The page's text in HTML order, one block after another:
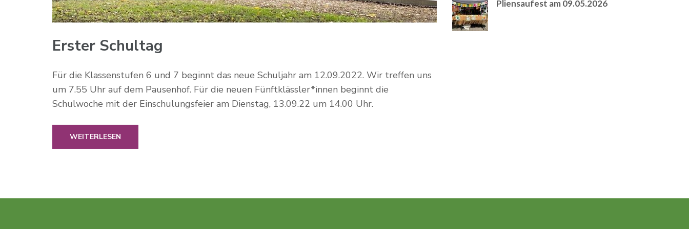
Erster Schultag
Für die Klassenstufen 6 und 7 beginnt das neue Schuljahr am 12.09.2022. Wir treffen uns
um 7.55 Uhr auf dem Pausenhof. Für die neuen Fünftklässler*innen beginnt die
Schulwoche mit der Einschulungsfeier am Dienstag, 13.09.22 um 14.00 Uhr.
WEITERLESEN
Pliensaufest am 09.05.2026